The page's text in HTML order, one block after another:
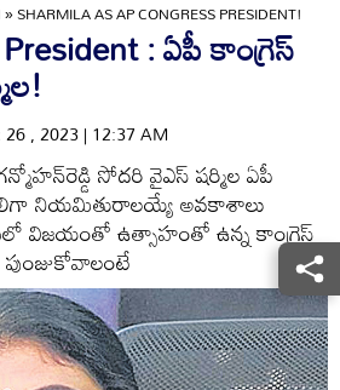
»SHARMILA AS AP CONGRESS PRESIDENT!
: ఏపీ కాంగ్రెస్‌
, 2023 | 12:37 AM
సోదరి వైఎస్‌ షర్మిల ఏపీ
నియమితురాలయ్యే అవకాశాలు
విజయంతో ఉత్సాహంతో ఉన్న కాంగ్రెస్‌